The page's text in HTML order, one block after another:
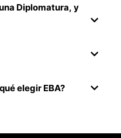
Diplomatura, y
elegir EBA?